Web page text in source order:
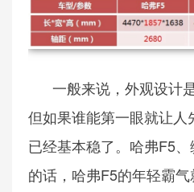
一般来说，外观设计
但如果谁能第一眼就让人
已经基本稳了。哈弗F5
的话，哈弗F5的年轻霸